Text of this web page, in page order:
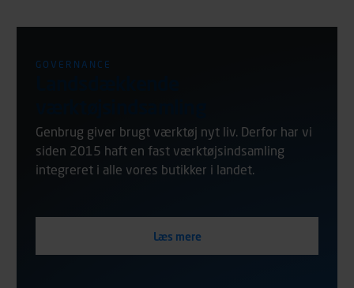
GOVERNANCE
Genbrug giver brugt værktøj nyt liv. Derfor har vi
siden 2015 haft en fast værktøjsindsamling
integreret i alle vores butikker i landet.
Læs mere